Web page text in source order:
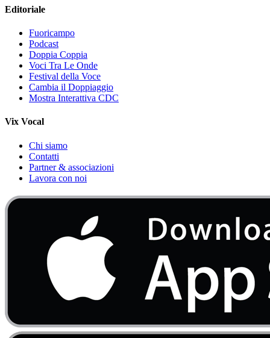
Editoriale
Fuoricampo
Podcast
Doppia Coppia
Voci Tra Le Onde
Festival della Voce
Cambia il Doppiaggio
Mostra Interattiva CDC
Vix Vocal
Chi siamo
Contatti
Partner & associazioni
Lavora con noi